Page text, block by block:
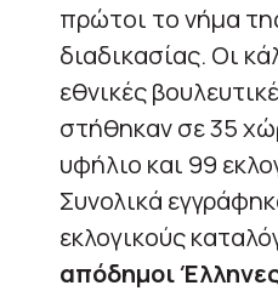
πρώτοι το νήμα
διαδικασίας. Οι
εθνικές
στήθηκαν σε 35
υφήλιο και 99
Συνολικά
εκλογικούς
απόδημοι